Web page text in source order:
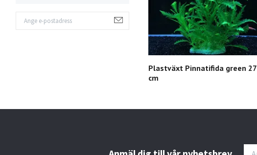
Plastväxt Pinnatifida green 27
cm